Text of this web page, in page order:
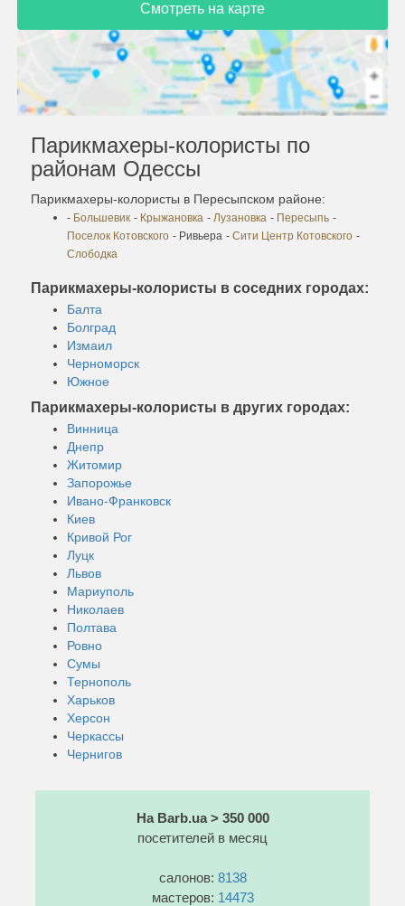
Смотреть на карте
Парикмахеры-колористы по
районам Одессы
Парикмахеры-колористы в Пересыпском районе:
- Большевик - Крыжановка - Лузановка - Пересыпь -
Поселок Котовского - Ривьера - Сити Центр Котовского -
Слободка
Парикмахеры-колористы в соседних городах:
Балта
Болград
Измаил
Черноморск
Южное
Парикмахеры-колористы в других городах:
Винница
Днепр
Житомир
Запорожье
Ивано-Франковск
Киев
Кривой Рог
Луцк
Львов
Мариуполь
Николаев
Полтава
Ровно
Сумы
Тернополь
Харьков
Херсон
Черкассы
Чернигов
На Barb.ua > 350 000
посетителей в месяц
салонов: 8138
мастеров: 14473